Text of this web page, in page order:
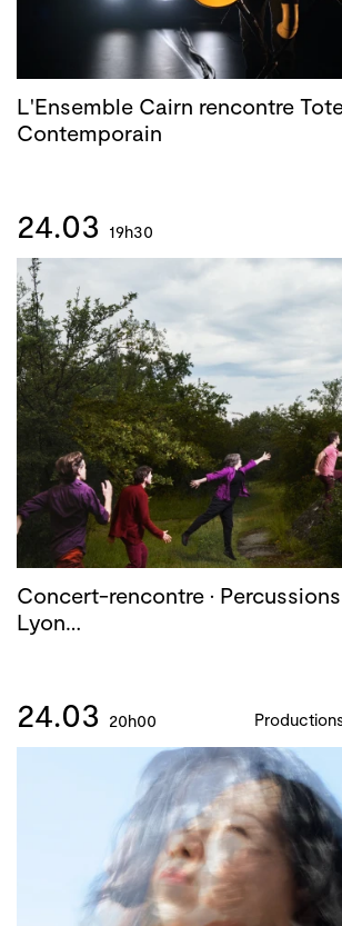
L'Ensemble Cairn rencontre
Contemporain
24.03 19h30
Concert-rencontre ·
Lyon…
24.03 20h00